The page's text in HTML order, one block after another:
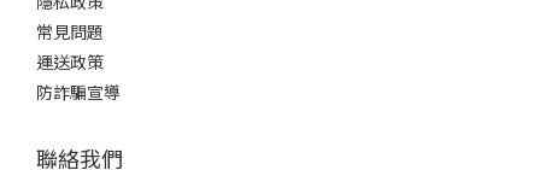
常見問題
運送政策
防詐騙宣導
聯絡我們